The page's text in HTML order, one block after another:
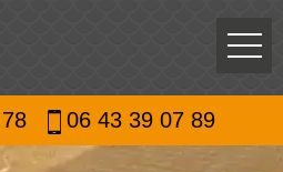
06 43 39 07 89